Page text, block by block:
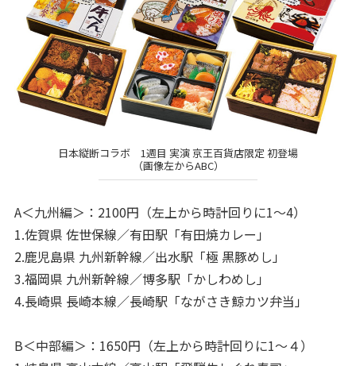
日本縦断コラボ 1週目 実演 京王百貨店限定 初登場
（画像左からABC）
A＜九州編＞：2100円（左上から時計回りに1～4）
1.佐賀県 佐世保線／有田駅「有田焼カレー」
2.鹿児島県 九州新幹線／出水駅「極 黒豚めし」
3.福岡県 九州新幹線／博多駅「かしわめし」
4.長崎県 長崎本線／長崎駅「ながさき鯨カツ弁当」
B＜中部編＞：1650円（左上から時計回りに1～４）